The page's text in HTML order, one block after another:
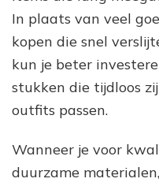
In plaats van veel
kopen die snel
kun je beter
stukken die tijdloos
outfits passen.
Wanneer je voor
duurzame